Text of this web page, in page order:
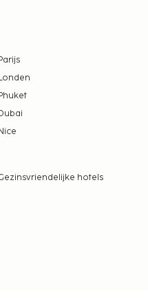
Parijs
Londen
Phuket
Dubai
Nice
hotels